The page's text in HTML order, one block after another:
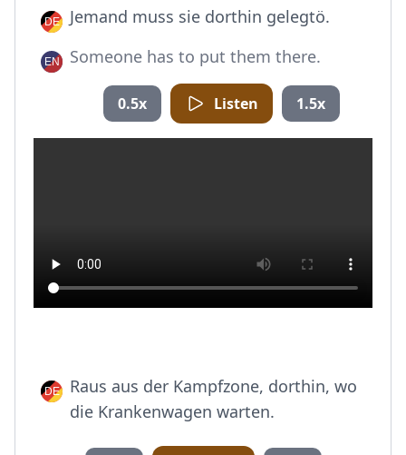
Jemand muss sie dorthin gelegtö.
Someone has to put them there.
0.5x Listen 1.5x
Raus aus der Kampfzone, dorthin, wo
die Krankenwagen warten.